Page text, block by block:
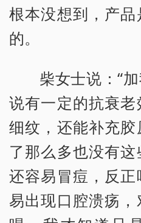
根本没想到，产
的。
柴女士说：“
说有一定的抗衰
细纹，还能补充
了那么多也没有
还容易冒痘，反
易出现口腔溃疡